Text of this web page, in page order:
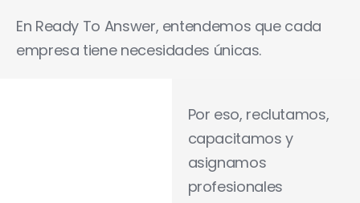
En Ready To Answer, entendemos que cada
empresa tiene necesidades únicas.
Por eso, reclutamos,
capacitamos y
asignamos
profesionales